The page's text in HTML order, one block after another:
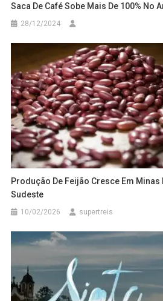
Saca De Café Sobe Mais De 100% No
28/12/2024
Produção De Feijão Cresce Em Minas
Sudeste
10/02/2026 supertreis